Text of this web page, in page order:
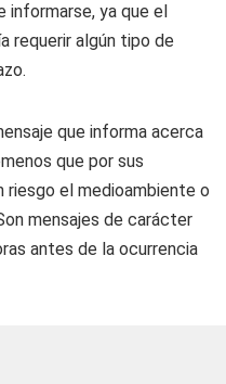
informarse, ya que el
requerir algún tipo de
que informa acerca
que por sus
el medioambiente o
mensajes de carácter
antes de la ocurrencia